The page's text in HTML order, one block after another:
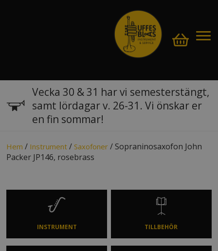
Vecka 30 & 31 har vi semesterstängt,
samt lördagar v. 26-31. Vi önskar er
en fin sommar!
Hem / Instrument / Saxofoner / Sopraninosaxofon John
Packer JP146, rosebrass
INSTRUMENT TILLBEHÖR